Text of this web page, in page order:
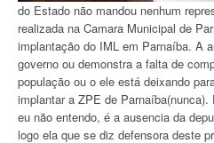
do Estado não mandou nenhum
realizada na Camara Municipal de
implantação do IML em Parnaíba. A
governo ou demonstra a falta de
população ou o ele está deixando
implantar a ZPE de
eu não entendo, é a ausencia da
logo ela que se diz defensora deste